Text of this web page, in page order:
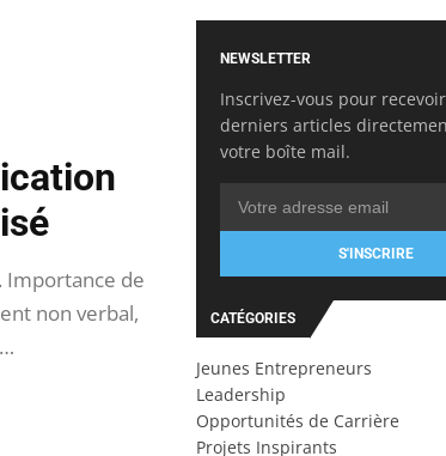
Importance de
non verbal,
NEWSLETTER
Inscrivez-vous pour
derniers articles
votre boîte mail.
S'INSCRIRE
CATÉGORIES
Jeunes Entrepreneurs
Leadership
Opportunités de Carrière
Projets Inspirants